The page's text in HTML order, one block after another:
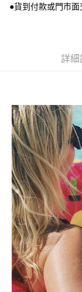
３．安心：先確認商
２．訂單成立數日內
後付繳納相關費用。
※ 交易是否成功請以
是否繳費成功／繳費
客戶支援中心」
【注意事項】
１．透過由恩沛科技
易，需依本服務之必
權轉讓予恩沛科技股
２．關於個人資料處
https://aftee.tw/
３．未成年的使用者
「AFTEE先享後付」
任。
４．使用「AFTEE先
時審查核予不同之上
請求用戶進行身份認
宅配
每筆NT$100，滿
●貨到付款或門市
詳細